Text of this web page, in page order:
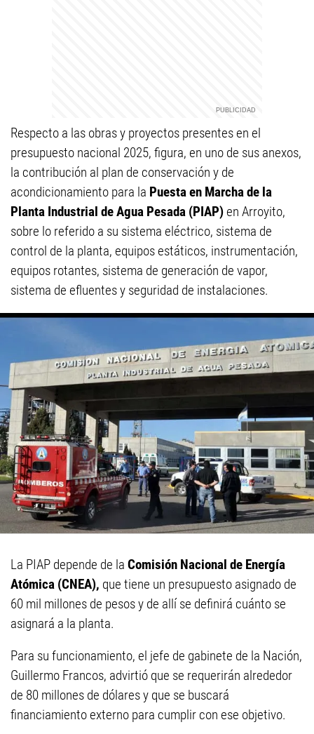
Respecto a las obras y proyectos presentes en el
presupuesto nacional 2025, figura, en uno de sus anexos,
la contribución al plan de conservación y de
acondicionamiento para la Puesta en Marcha de la
Planta Industrial de Agua Pesada (PIAP)en Arroyito,
sobre lo referido a su sistema eléctrico, sistema de
control de la planta, equipos estáticos, instrumentación,
equipos rotantes, sistema de generación de vapor,
sistema de efluentes y seguridad de instalaciones.
La PIAP depende de la Comisión Nacional de Energía
Atómica (CNEA), que tiene un presupuesto asignado de
60 mil millones de pesos y de allí se definirá cuánto se
asignará a la planta.
Para su funcionamiento, el jefe de gabinete de la Nación,
Guillermo Francos, advirtió que se requerirán alrededor
de 80 millones de dólares y que se buscará
financiamiento externo para cumplir con ese objetivo.